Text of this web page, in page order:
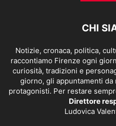
CHI
Notizie, cronaca, politica,
raccontiamo Firenze ogni
curiosità, tradizioni e
giorno, gli appuntamenti
protagonisti. Per restare
Direttore
Ludovica